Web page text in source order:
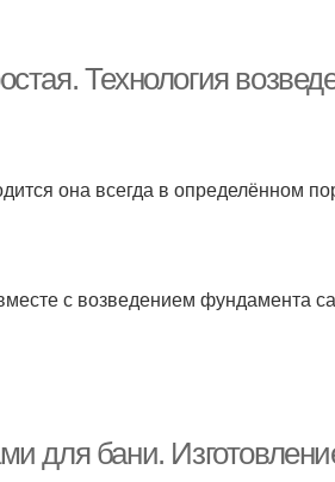
Технология
она всегда в определённом
с возведением фундамента
для бани.